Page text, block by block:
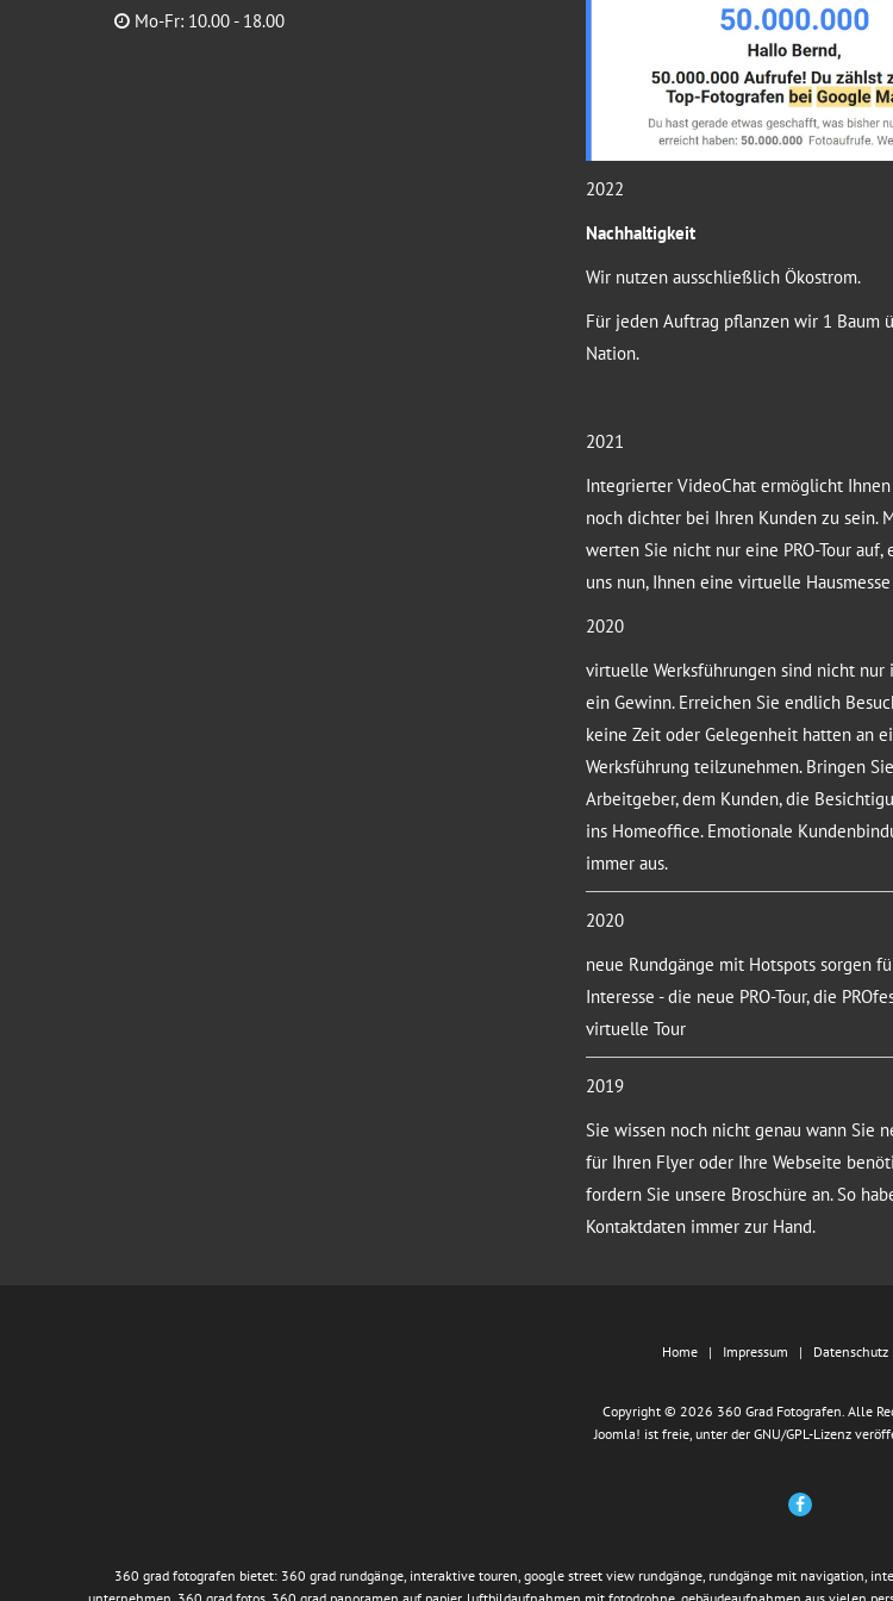
Mo-Fr: 10.00 - 18.00
2022
Nachhaltigkeit
Wir nutzen ausschließlich Ökostrom.
Für jeden Auftrag pflanzen wir 1 Baum
Nation.
2021
Integrierter VideoChat ermöglicht
noch dichter bei Ihren Kunden zu sein.
werten Sie nicht nur eine PRO-Tour auf,
uns nun, Ihnen eine virtuelle
2020
virtuelle Werksführungen sind nicht nur
ein Gewinn. Erreichen Sie endlich
keine Zeit oder Gelegenheit hatten an
Werksführung teilzunehmen. Bringen
Arbeitgeber, dem Kunden, die
ins Homeoffice. Emotionale
immer aus.
2020
neue Rundgänge mit Hotspots sorgen
Interesse - die neue PRO-Tour, die
virtuelle Tour
2019
Sie wissen noch nicht genau wann Sie
für Ihren Flyer oder Ihre Webseite
fordern Sie unsere Broschüre an. So
Kontaktdaten immer zur Hand.
Home Impressum Datenschutz
Copyright © 2026 360 Grad Fotografen. Alle
Joomla! ist freie, unter der GNU/GPL-Lizenz
360 grad fotografen bietet: 360 grad rundgänge, interaktive touren, google street view rundgänge, rundgänge mit navigation,